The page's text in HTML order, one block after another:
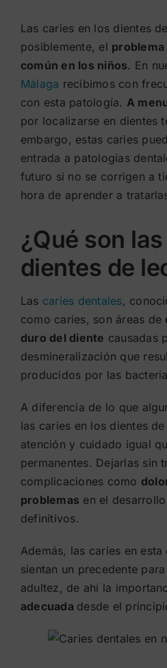
Las caries en los dientes
posiblemente, el problema
común en los niños. En
Málaga recibimos con
con esta patología. A
por localizarse en dientes
embargo, estas caries
entrada a patologías
futuro si no se corrigen a
hora de aprender a
¿Qué son
dientes de
Las caries dentales,
como caries, son áreas de
duro del diente causadas
desmineralización que
producidos por las
A diferencia de lo que
las caries en los dientes
atención y cuidado igual
permanentes. Dejarlas sin
complicaciones como
problemas en el
definitivos.
Además, las caries en esta
sientan un precedente
adultez, de ahí la
adecuada desde el